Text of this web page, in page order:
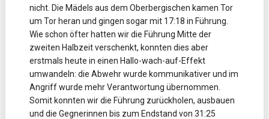
nicht. Die Mädels aus dem Oberbergischen kamen Tor
um Tor heran und gingen sogar mit 17:18 in Führung.
Wie schon öfter hatten wir die Führung Mitte der
zweiten Halbzeit verschenkt, konnten dies aber
erstmals heute in einen Hallo-wach-auf-Effekt
umwandeln: die Abwehr wurde kommunikativer und im
Angriff wurde mehr Verantwortung übernommen.
Somit konnten wir die Führung zurückholen, ausbauen
und die Gegnerinnen bis zum Endstand von 31:25